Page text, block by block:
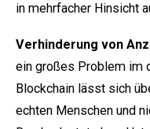
in mehrfacher Hinsicht
Verhinderung von
ein großes Problem im
Blockchain lässt sich
echten Menschen und